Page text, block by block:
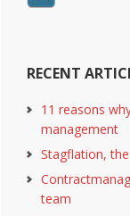
RECENT
11 reasons
management
Stagflation,
team